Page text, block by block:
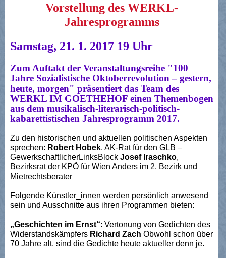
Vorstellung des WERKL-
Jahresprogramms
Samstag, 21. 1. 2017 19 Uhr
Zum Auftakt der Veranstaltungsreihe "100
Jahre Sozialistische Oktoberrevolution – gestern,
heute, morgen" präsentiert das Team des
WERKL IM GOETHEHOF einen Themenbogen
aus dem musikalisch-literarisch-politisch-
kabarettistischen Jahresprogramm 2017.
Zu den historischen und aktuellen politischen Aspekten
sprechen: Robert Hobek, AK-Rat für den GLB –
GewerkschaftlicherLinksBlock Josef Iraschko,
Bezirksrat der KPÖ für Wien Anders im 2. Bezirk und
Mietrechtsberater
Folgende Künstler_innen werden persönlich anwesend
sein und Ausschnitte aus ihren Programmen bieten:
„Geschichten im Ernst“: Vertonung von Gedichten des
Widerstandskämpfers Richard Zach Obwohl schon über
70 Jahre alt, sind die Gedichte heute aktueller denn je.